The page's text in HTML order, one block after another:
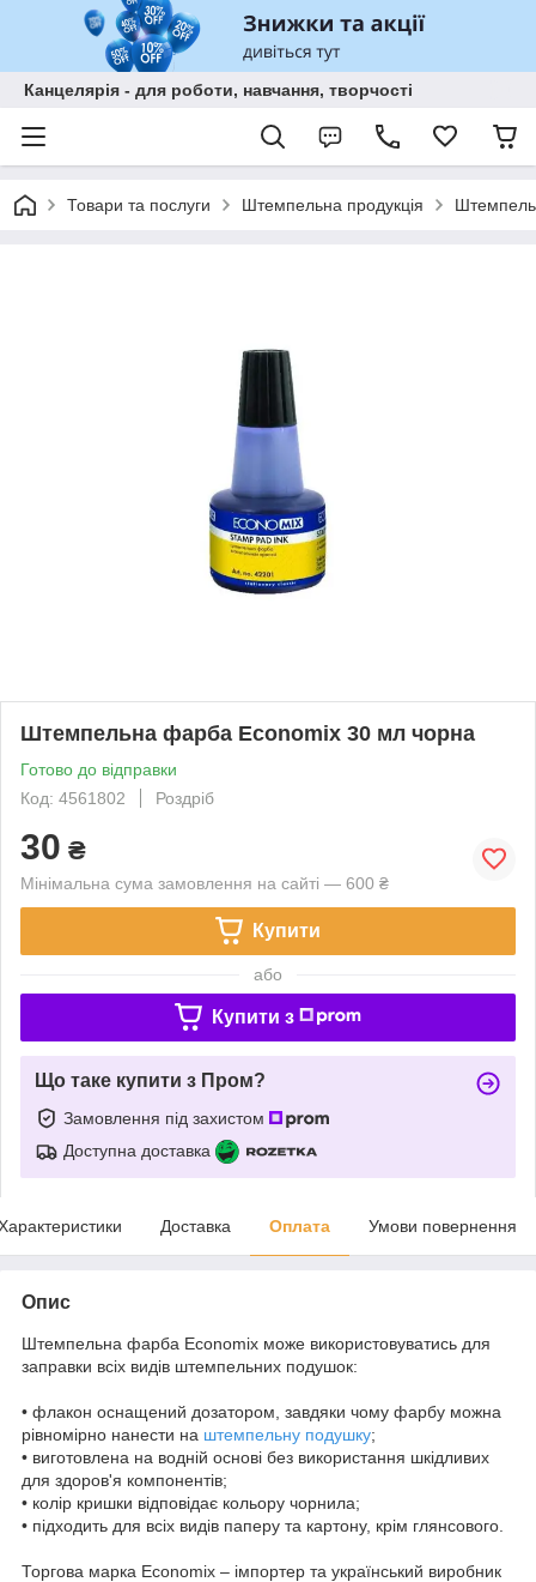
Канцелярія - для роботи, навчання, творчості
Товари та послуги Штемпельна продукція
Штемпельна фарба Economix 30 мл чорна
Готово до відправки
Код: 4561802
Роздріб
30 ₴
Мінімальна сума замовлення на сайті — 600 ₴
Купити
або
Купити з
Що таке купити з Пром?
Замовлення під захистом
Доступна доставка
Доставка Оплата Умови повернення
Опис
Штемпельна фарба Economix може використовуватись для
заправки всіх видів штемпельних подушок:
• флакон оснащений дозатором, завдяки чому фарбу можна
рівномірно нанести на штемпельну подушку;
• виготовлена на водній основі без використання шкідливих
для здоров'я компонентів;
• колір кришки відповідає кольору чорнила;
• підходить для всіх видів паперу та картону, крім глянсового.
Торгова марка Economix – імпортер та український виробник